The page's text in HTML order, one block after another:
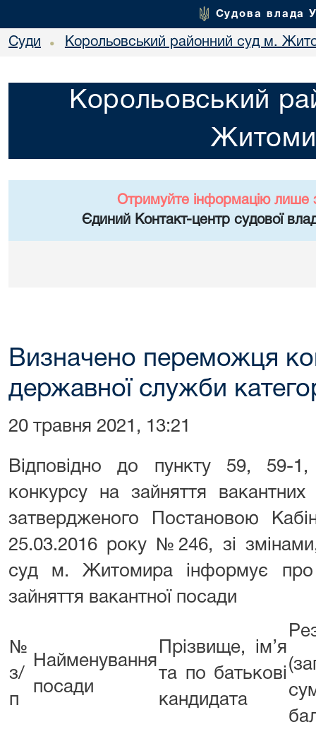
Судова влада
Суди • Корольовський районний суд м.
Корольовський
Отримуйте інформацію лише
Єдиний Контакт-центр судової
Визначено переможця
державної служби
20 травня 2021, 13:21
Відповідно до пункту 59, 59-
конкурсу на зайняття
затвердженого Постановою
25.03.2016 року №246, зі
суд м. Житомира інформує
зайняття вакантної посади
№
з/
п
Найменування
посади
Прізвище, ім’я
та по батькові
кандидата